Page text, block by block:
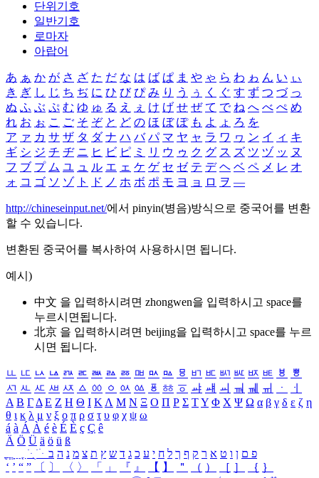
단위기호
일반기호
로마자
아랍어
あ ぁ か が さ ざ た だ な は ば ぱ ま や ゃ ら わ ゎ ん い ぃ
き ぎ し じ ち ぢ に ひ び ぴ み り う ぅ く ぐ す ず つ づ っ
ぬ ふ ぶ ぷ む ゆ ゅ る え ぇ け げ せ ぜ て で ね へ べ ぺ め
れ お ぉ こ ご そ ぞ と ど の ほ ぼ ぽ も よ ょ ろ を
ア ァ カ サ ザ タ ダ ナ ハ バ パ マ ヤ ャ ラ ワ ヮ ン イ ィ キ
ギ シ ジ チ ヂ ニ ヒ ビ ピ ミ リ ウ ゥ ク グ ス ズ ツ ヅ ッ ヌ
フ ブ プ ム ユ ュ ル エ ェ ケ ゲ セ ゼ テ デ ヘ ベ ペ メ レ オ
ォ コ ゴ ソ ゾ ト ド ノ ホ ボ ポ モ ヨ ョ ロ ヲ ―
http://chineseinput.net/에서 pinyin(병음)방식으로 중국어를 변환
할 수 있습니다.
변환된 중국어를 복사하여 사용하시면 됩니다.
예시)
中文 을 입력하시려면 zhongwen을 입력하시고 space를
누르시면됩니다.
北京 을 입력하시려면 beijing을 입력하시고 space를 누르
시면 됩니다.
ㅥ ㅦ ㅧ ㅨ ㅩ ㅪ ㅫ ㅬ ㅭ ㅮ ㅯ ㅰ ㅱ ㅲ ㅳ ㅴ ㅵ ㅶ ㅷ ㅸ
ㅹ
ㅺ ㅻ ㅼ ㅽ ㅾ ㅿ ㆀ ㆁ ㆂ ㆃ ㆄ ㆅ ㆆ ㆇ ㆈ ㆉ ㆊ ㆋ ㆌ ㆍ
ㆎ
Α Β ΓΔ Ε Ζ Η Θ Ι ΚΛ Μ Ν Ξ Ο Π Ρ Σ ΤΥ Φ Χ Ψ Ω α β γ δ ε ζ η
θ ι κ λ μ ν ξ ο π ρ σ τ υ φ χ ψ ω
á à Á À é è É È ç Ç ê
Ä Ö Ü ä ö ü ß
ִֶֹ ֻּ ׁׂ פ ם ן ו ט א ר ק ף ך ל ח י ע כ ג ד ש ץ ת צ מ נ ה ב
‘ ’ “ ” 〔 〕 〈 〉 「 」 『 』 【 】 ＂ （ ） ［ ］ ｛ ｝